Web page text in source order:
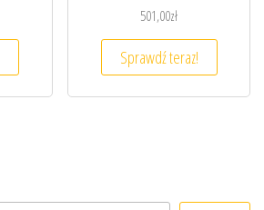
501,00zł
Sprawdź teraz!